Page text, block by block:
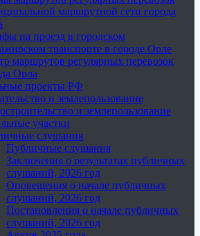
маршрутной сети города
на проезд в городском
транспорте в городе Орле
маршрутов регулярных перевозок
Орла
проекты РФ
и землепользование
и землепользование
участки
слушания
Публичные слушания
Заключения о результатах публичных
слушаний, 2026 год
Оповещения о начале публичных
слушаний, 2026 год
Постановления о начале публичных
слушаний, 2026 год